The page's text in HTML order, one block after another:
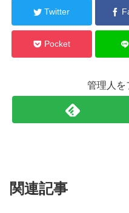
Twitter
Pocket
管理人を
関連記事